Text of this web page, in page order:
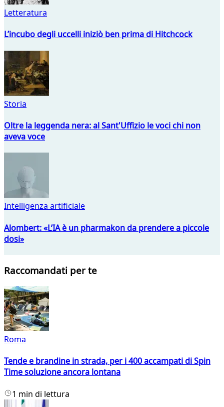
Letteratura
L’incubo degli uccelli iniziò ben prima di Hitchcock
Storia
Oltre la leggenda nera: al Sant'Uffizio le voci chi non
aveva voce
Intelligenza artificiale
Alombert: «L’IA è un pharmakon da prendere a piccole
dosi»
Raccomandati per te
Roma
Tende e brandine in strada, per i 400 accampati di Spin
Time soluzione ancora lontana
1 min di lettura